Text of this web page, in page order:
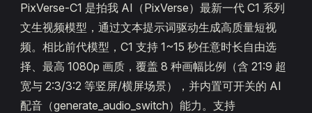
PixVerse-C1 是拍我 AI（PixVerse）最新一代 C1 系列
文生视频模型，通过文本提示词驱动生成高质量短视
频。相比前代模型，C1 支持 1~15 秒任意时长自由选
择、最高 1080p 画质，覆盖 8 种画幅比例（含 21:9 超
宽与 2:3/3:2 等竖屏/横屏场景），并内置可开关的 AI
配音（generate_audio_switch）能力。支持